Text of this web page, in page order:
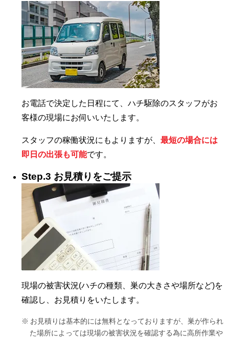
お電話で決定した日程にて、ハチ駆除のスタッフがお
客様の現場にお伺いいたします。
スタッフの稼働状況にもよりますが、 最短の場合には
即日の出張も可能です。
Step.3 お見積りをご提示
現場の被害状況(ハチの種類、巣の大きさや場所など)を
確認し、お見積りをいたします。
お見積りは基本的には無料となっておりますが、巣が作られ
た場所によっては現場の被害状況を確認する為に高所作業や